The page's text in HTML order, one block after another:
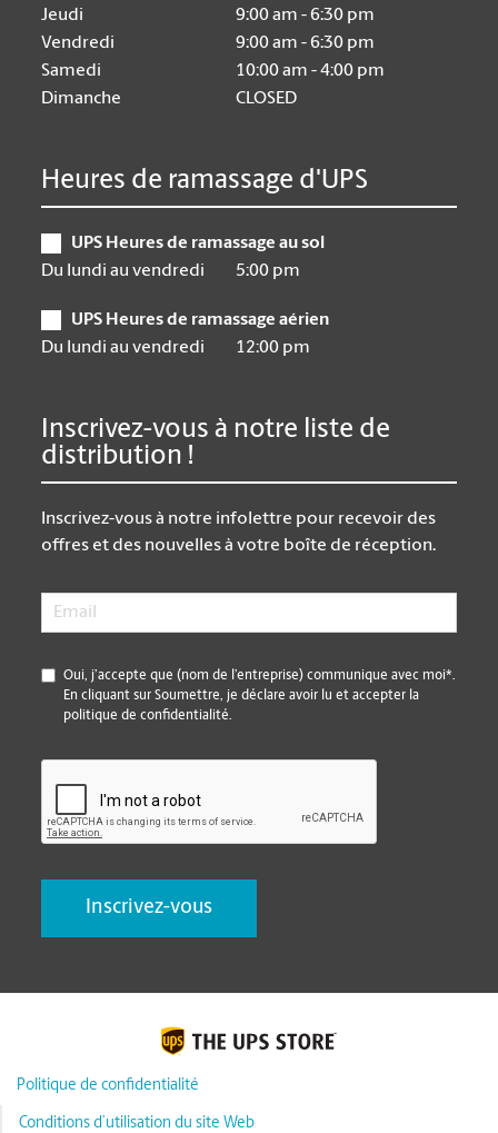
Jeudi
9:00 am - 6:30 pm
Vendredi
9:00 am - 6:30 pm
Samedi
10:00 am - 4:00 pm
Dimanche
CLOSED
Heures de ramassage d'UPS
UPS Heures de ramassage au sol
Du lundi au vendredi
5:00 pm
UPS Heures de ramassage aérien
Du lundi au vendredi
12:00 pm
Inscrivez-vous à notre liste de
distribution !
Inscrivez-vous à notre infolettre pour recevoir des
offres et des nouvelles à votre boîte de réception.
Email
*
Oui, j’accepte que (nom de l’entreprise) communique avec moi*.
En cliquant sur Soumettre, je déclare avoir lu et accepter la
politique de confidentialité.
Politique de confidentialité
Conditions d’utilisation du site Web